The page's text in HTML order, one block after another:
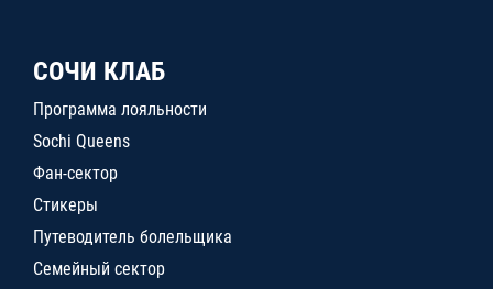
СОЧИ КЛАБ
Программа лояльности
Sochi Queens
Фан-сектор
Стикеры
Путеводитель болельщика
Семейный сектор